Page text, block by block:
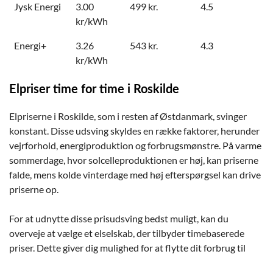
Jysk Energi
3.00
kr/kWh
499 kr. 4.5
Energi+
3.26
kr/kWh
543 kr. 4.3
Elpriser time for time i Roskilde
Elpriserne i Roskilde, som i resten af Østdanmark, svinger
konstant. Disse udsving skyldes en række faktorer, herunder
vejrforhold, energiproduktion og forbrugsmønstre. På varme
sommerdage, hvor solcelleproduktionen er høj, kan priserne
falde, mens kolde vinterdage med høj efterspørgsel kan drive
priserne op.
For at udnytte disse prisudsving bedst muligt, kan du
overveje at vælge et elselskab, der tilbyder timebaserede
priser. Dette giver dig mulighed for at flytte dit forbrug til